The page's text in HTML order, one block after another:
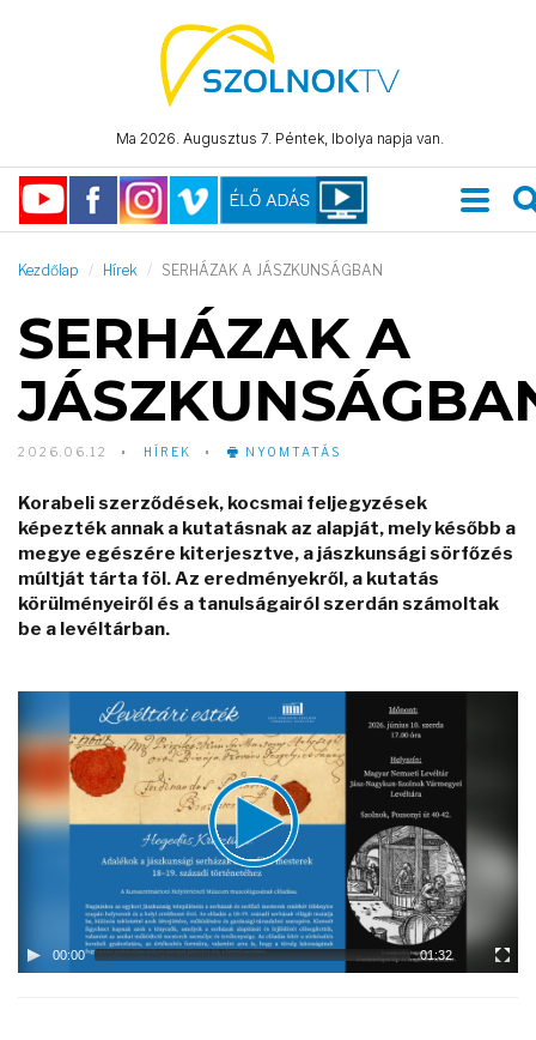
Ma 2026. Augusztus 7. Péntek, Ibolya napja van.
Kezdőlap Hírek SERHÁZAK A JÁSZKUNSÁGBAN
SERHÁZAK A
2026.06.12 HÍREK NYOMTATÁS
Korabeli szerződések, kocsmai feljegyzések
képezték annak a kutatásnak az alapját, mely később a
megye egészére kiterjesztve, a jászkunsági sörfőzés
múltját tárta föl. Az eredményekről, a kutatás
körülményeiről és a tanulságairól szerdán számoltak
be a levéltárban.
Player
00:00 01:32